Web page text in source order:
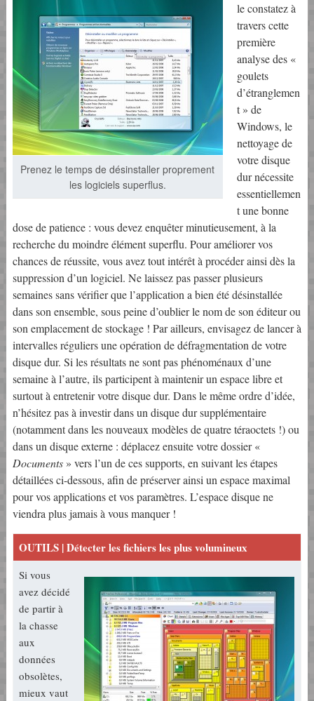
Prenez le temps de désinstaller proprement
les logiciels superflus.
le constatez à
travers cette
première
analyse des «
goulets
d’étranglemen
t » de
Windows, le
nettoyage de
votre disque
dur nécessite
essentiellemen
t une bonne
dose de patience : vous devez enquêter minutieusement, à la
recherche du moindre élément superflu. Pour améliorer vos
chances de réussite, vous avez tout intérêt à procéder ainsi dès la
suppression d’un logiciel. Ne laissez pas passer plusieurs
semaines sans vérifier que l’application a bien été désinstallée
dans son ensemble, sous peine d’oublier le nom de son éditeur ou
son emplacement de stockage ! Par ailleurs, envisagez de lancer à
intervalles réguliers une opération de défragmentation de votre
disque dur. Si les résultats ne sont pas phénoménaux d’une
semaine à l’autre, ils participent à maintenir un espace libre et
surtout à entretenir votre disque dur. Dans le même ordre d’idée,
n’hésitez pas à investir dans un disque dur supplémentaire
(notamment dans les nouveaux modèles de quatre téraoctets !) ou
dans un disque externe : déplacez ensuite votre dossier «
Documents» vers l’un de ces supports, en suivant les étapes
détaillées ci-dessous, afin de préserver ainsi un espace maximal
pour vos applications et vos paramètres. L’espace disque ne
viendra plus jamais à vous manquer !
OUTILS | Détecter les fichiers les plus volumineux
Si vous
avez décidé
de partir à
la chasse
aux
données
obsolètes,
mieux vaut